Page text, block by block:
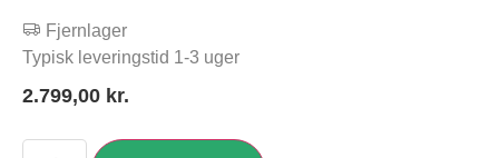
Fjernlager
Typisk leveringstid 1-3 uger
2.799,00 kr.